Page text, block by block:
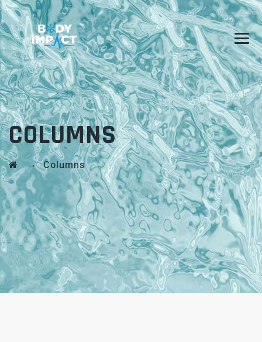
COLUMNS
→Columns